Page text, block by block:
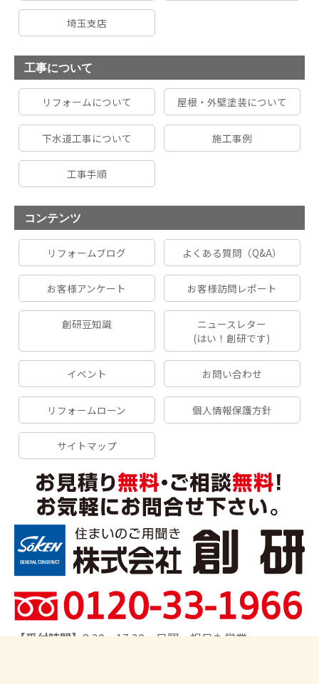
埼玉支店
工事について
リフォームについて 屋根・外壁塗装について
下水道工事について 施工事例
工事手順
コンテンツ
リフォームブログ よくある質問（Q&A）
お客様アンケート お客様訪問レポート
創研豆知識
ニュースレター
(はい！創研です)
イベント お問い合わせ
リフォームローン 個人情報保護方針
サイトマップ
【受付時間】8:30～17:30 日曜・祝日も営業